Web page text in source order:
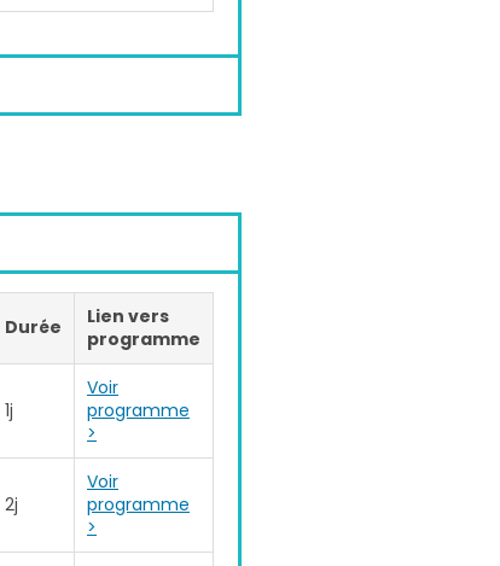
Durée
Lien vers
programme
1j
Voir
programme
>
2j
Voir
programme
>